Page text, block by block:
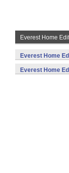
Everest Home
Everest Home
Everest Home